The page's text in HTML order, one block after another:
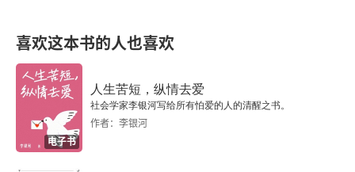
喜欢这本书的人也喜欢
电子书
人生苦短，纵情去爱
社会学家李银河写给所有怕爱的人的清醒之书。
作者：李银河